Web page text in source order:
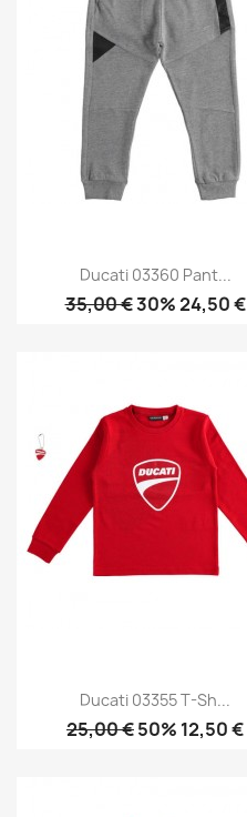
Ducati 03360 Pant...
35,00 €30% 24,50 €
Ducati 03355 T-Sh...
25,00 €50% 12,50 €